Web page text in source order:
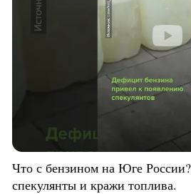
Что с бензином на Юге
спекулянты и кражи топлива.